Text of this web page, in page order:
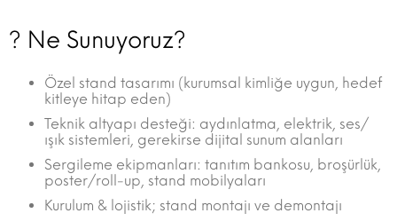
? Ne Sunuyoruz?
Özel stand tasarımı (kurumsal kimliğe uygun, hedef
kitleye hitap eden)
Teknik altyapı desteği: aydınlatma, elektrik, ses/
ışık sistemleri, gerekirse dijital sunum alanları
Sergileme ekipmanları: tanıtım bankosu, broşürlük,
poster/roll-up, stand mobilyaları
Kurulum & lojistik; stand montajı ve demontajı